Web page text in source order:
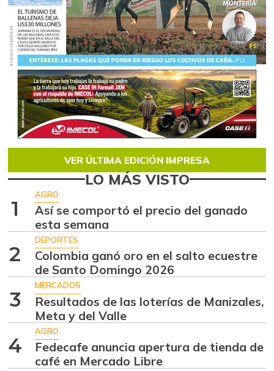
VER ÚLTIMA EDICIÓN IMPRESA
LO MÁS VISTO
1
AGRO
Así se comportó el precio del ganado
esta semana
2
DEPORTES
Colombia ganó oro en el salto ecuestre
de Santo Domingo 2026
3
MERCADOS
Resultados de las loterías de Manizales,
Meta y del Valle
4
AGRO
Fedecafe anuncia apertura de tienda de
café en Mercado Libre